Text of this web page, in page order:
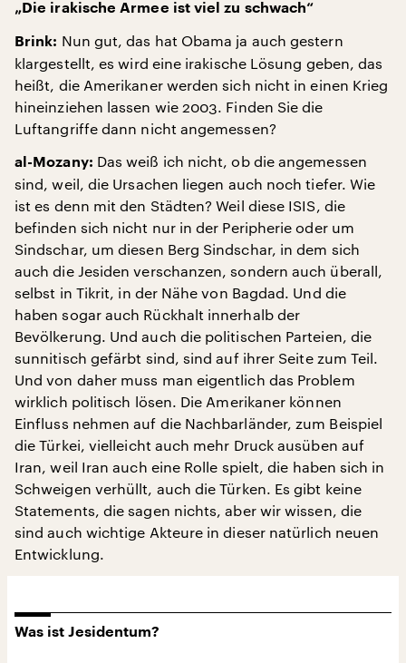
„Die irakische Armee ist viel zu schwach“
Brink: Nun gut, das hat Obama ja auch gestern
klargestellt, es wird eine irakische Lösung geben, das
heißt, die Amerikaner werden sich nicht in einen Krieg
hineinziehen lassen wie 2003. Finden Sie die
Luftangriffe dann nicht angemessen?
al-Mozany: Das weiß ich nicht, ob die angemessen
sind, weil, die Ursachen liegen auch noch tiefer. Wie
ist es denn mit den Städten? Weil diese ISIS, die
befinden sich nicht nur in der Peripherie oder um
Sindschar, um diesen Berg Sindschar, in dem sich
auch die Jesiden verschanzen, sondern auch überall,
selbst in Tikrit, in der Nähe von Bagdad. Und die
haben sogar auch Rückhalt innerhalb der
Bevölkerung. Und auch die politischen Parteien, die
sunnitisch gefärbt sind, sind auf ihrer Seite zum Teil.
Und von daher muss man eigentlich das Problem
wirklich politisch lösen. Die Amerikaner können
Einfluss nehmen auf die Nachbarländer, zum Beispiel
die Türkei, vielleicht auch mehr Druck ausüben auf
Iran, weil Iran auch eine Rolle spielt, die haben sich in
Schweigen verhüllt, auch die Türken. Es gibt keine
Statements, die sagen nichts, aber wir wissen, die
sind auch wichtige Akteure in dieser natürlich neuen
Entwicklung.
Was ist Jesidentum?